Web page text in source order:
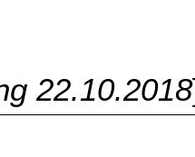
22.10.2018